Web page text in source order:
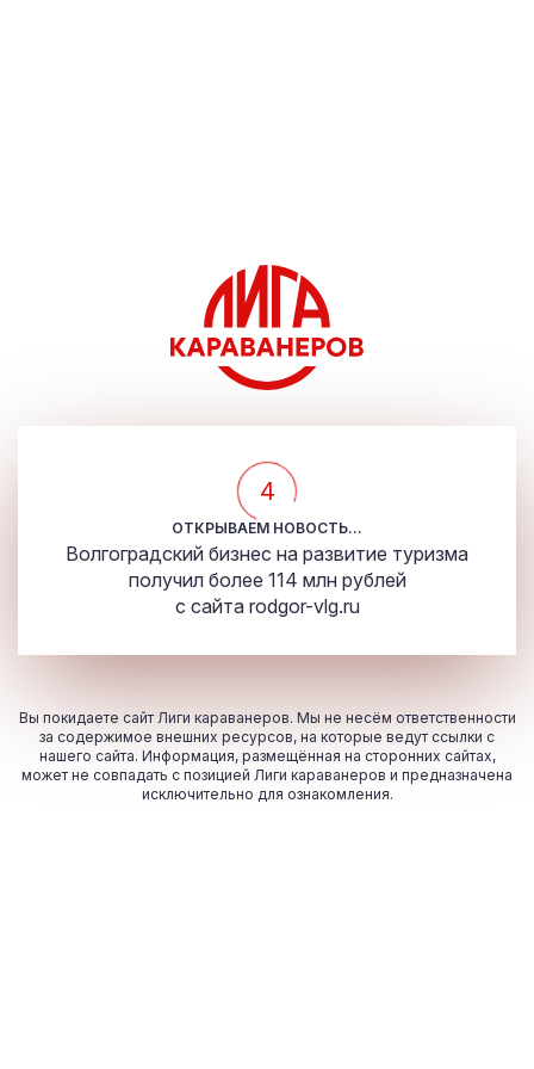
4
ОТКРЫВАЕМ НОВОСТЬ...
Волгоградский бизнес на развитие туризма
получил более 114 млн рублей
с сайта rodgor-vlg.ru
Вы покидаете сайт Лиги караванеров. Мы не несём ответственности
за содержимое внешних ресурсов, на которые ведут ссылки с
нашего сайта. Информация, размещённая на сторонних сайтах,
может не совпадать с позицией Лиги караванеров и предназначена
исключительно для ознакомления.